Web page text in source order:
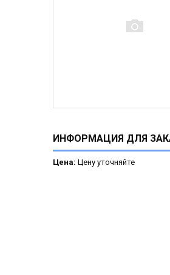
ИНФОРМАЦИЯ ДЛЯ
Цена: Цену уточняйте